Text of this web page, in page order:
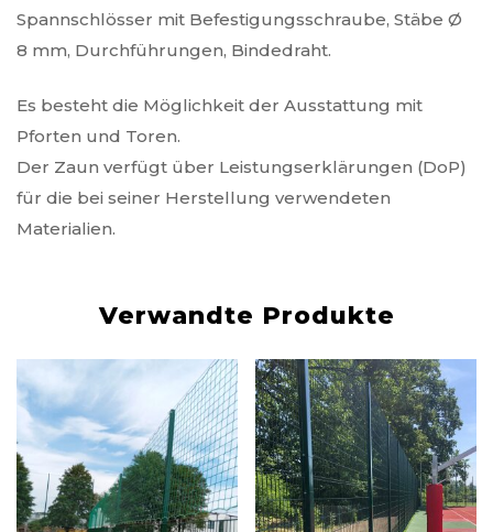
Spannschlösser mit Befestigungsschraube, Stäbe Ø
8 mm, Durchführungen, Bindedraht.
Es besteht die Möglichkeit der Ausstattung mit
Pforten und Toren.
Der Zaun verfügt über Leistungserklärungen (DoP)
für die bei seiner Herstellung verwendeten
Materialien.
Verwandte Produkte